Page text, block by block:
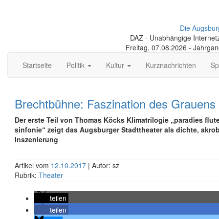
Die
DAZ - Unabhängige
Freitag, 07.08.2026 -
Startseite
Politik Kultur Kurznachrichten
Brechtbühne: Faszination des Grauens
Der erste Teil von Thomas Köcks Klimatrilogie „paradies
sinfonie“ zeigt das Augsburger Stadttheater als dichte,
Inszenierung
Artikel vom 12.10.2017 | Autor: sz
Rubrik: Theater
teilen
teilen